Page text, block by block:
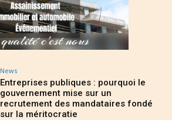
News
Entreprises publiques : pourquoi le
gouvernement mise sur un
recrutement des mandataires fondé
sur la méritocratie